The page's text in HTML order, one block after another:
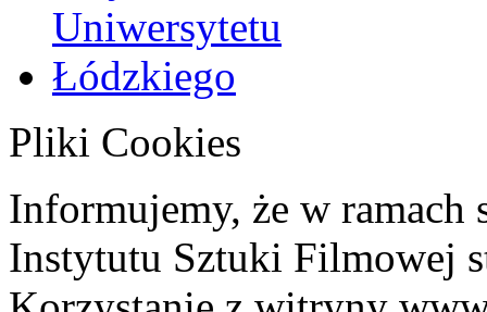
Pliki Cookies
Informujemy, że w ramach
Instytutu Sztuki Filmowej